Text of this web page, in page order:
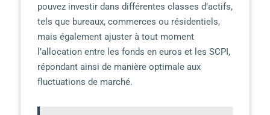
pouvez investir dans différentes classes d’actifs,
tels que bureaux, commerces ou résidentiels,
mais également ajuster à tout moment
l’allocation entre les fonds en euros et les SCPI,
répondant ainsi de manière optimale aux
fluctuations de marché.